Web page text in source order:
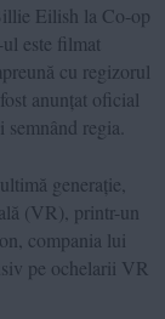
Eilish la Co-op
este filmat
cu regizorul
anunțat oficial
regia.
generație,
(VR), printr-un
compania lui
pe ochelarii VR